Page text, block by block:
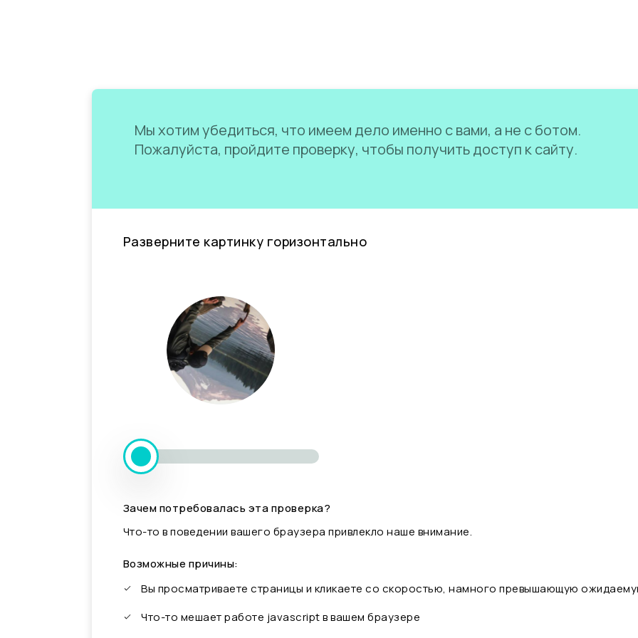
Мы хотим убедиться, что имеем дело именно с вами, а не с ботом.
Пожалуйста, пройдите проверку, чтобы получить доступ к сайту.
Разверните картинку горизонтально
Зачем потребовалась эта проверка?
Что-то в поведении вашего браузера привлекло наше внимание.
Возможные причины:
Вы просматриваете страницы и кликаете со скоростью, намного превышающую
Что-то мешает работе javascript в вашем браузере